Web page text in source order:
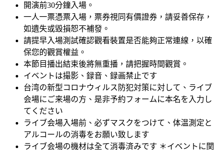
開演前30分鐘入場。
一人一票憑票入場，票券視同有價證券，請妥善保存，
如遺失或毀損恕不補發。
請提早入場測試確認觀看裝置是否能夠正常連線，以確
保您的觀賞權益。
本節目播出結束後將無重播，請把握時間觀賞。
イベントは撮影、録音、録画禁止です
台湾の新型コロナウィルス防犯対策に対して、ライブ
会場にご来場の方、是非予約フォームに本名を入力し
てください
ライブ会場入場前、必ずマスクをつけて、体温測定と
アルコールの消毒をお願い致します
ライブ会場の機材は全て消毒済みです ＊イベントに関